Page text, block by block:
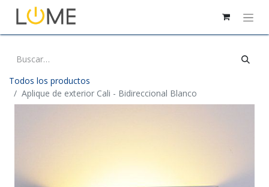
Todos los productos
Aplique de exterior Cali - Bidireccional Blanco